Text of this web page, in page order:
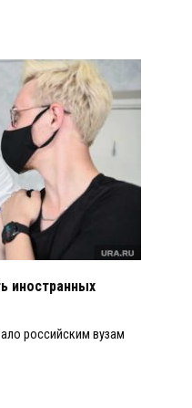
иностранных
российским вузам